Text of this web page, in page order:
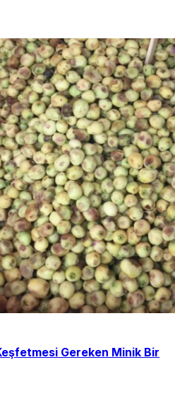
Gereken Minik Bir